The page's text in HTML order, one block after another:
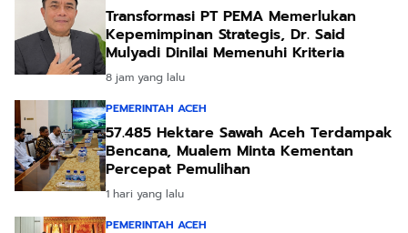
Transformasi PT PEMA Memerlukan
Kepemimpinan Strategis, Dr. Said
Mulyadi Dinilai Memenuhi Kriteria
8 jam yang lalu
PEMERINTAH ACEH
57.485 Hektare Sawah Aceh Terdampak
Bencana, Mualem Minta Kementan
Percepat Pemulihan
1 hari yang lalu
PEMERINTAH ACEH